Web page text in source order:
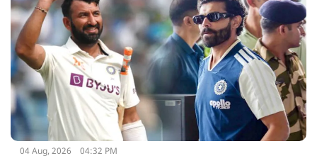
04 Aug, 2026 04:32 PM